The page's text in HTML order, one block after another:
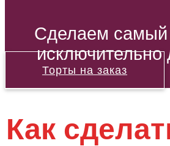
Сделаем самый
исключительно
Торты на заказ
Как